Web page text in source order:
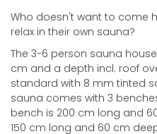
Who doesn't want to come
relax in their own sauna?
The 3-6 person sauna house
cm and a depth incl. roof
standard with 8 mm tinted
sauna comes with 3
bench is 200 cm long and
150 cm long and 60 cm